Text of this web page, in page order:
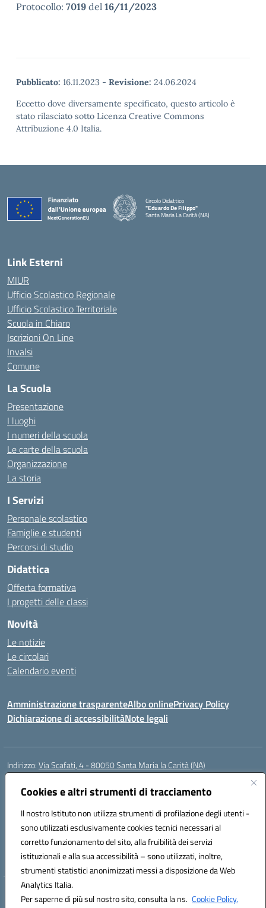
Cookies e altri strumenti di tracciamento
Il nostro Istituto non utilizza strumenti di profilazione degli utenti -
sono utilizzati esclusivamente cookies tecnici necessari al
corretto funzionamento del sito, alla fruibilità dei servizi
istituzionali e alla sua accessibilità – sono utilizzati, inoltre,
strumenti statistici anonimizzati messi a disposizione da Web
Analytics Italia.
Per saperne di più sul nostro sito, consulta la ns. Cookie Policy.
Protocollo: 7019 del 16/11/2023
Pubblicato: 16.11.2023 - Revisione: 24.06.2024
Eccetto dove diversamente specificato, questo articolo è
stato rilasciato sotto Licenza Creative Commons
Attribuzione 4.0 Italia.
Circolo Didattico
"Eduardo De Filippo"
Santa Maria La Carità (NA)
Link Esterni
MIUR
Ufficio Scolastico Regionale
Ufficio Scolastico Territoriale
Scuola in Chiaro
Iscrizioni On Line
Invalsi
Comune
La Scuola
Presentazione
I luoghi
I numeri della scuola
Le carte della scuola
Organizzazione
La storia
I Servizi
Personale scolastico
Famiglie e studenti
Percorsi di studio
Didattica
Offerta formativa
I progetti delle classi
Novità
Le notizie
Le circolari
Calendario eventi
Amministrazione trasparenteAlbo onlinePrivacy Policy
Dichiarazione di accessibilitàNote legali
Indirizzo:Via Scafati, 4 - 80050 Santa Maria la Carità (NA)
Centralino:
Posta elettronica certificata (PEC):NAEE21900T@pec.istruzione.it
Codice fiscale: 90016250632
Codice meccanografico:NAEE21900T
Codice Indice delle Pubbliche Amministrazioni (IPA): istsc_naee21900t
Codice unico di fatturazione (CUF): UFZ0X6
Hosting & Powered by 3D Solution S.r.l.